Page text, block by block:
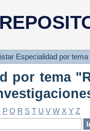
por
Especialidad por tema
por tema
P Q R S T U V W X Y Z